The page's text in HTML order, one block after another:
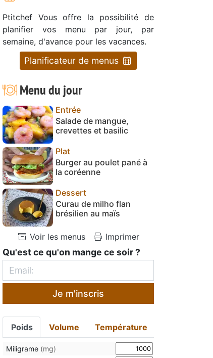
Ptitchef Vous offre la possibilité de
planifier vos menu par jour, par
semaine, d'avance pour les vacances.
Planificateur de menus
Menu du jour
Entrée
Salade de mangue,
crevettes et basilic
Plat
Burger au poulet pané à
la coréenne
Dessert
Curau de milho flan
brésilien au maïs
Voir les menus Imprimer
Qu'est ce qu'on mange ce soir ?
Je m'inscris
Poids Volume Température
Miligrame (mg)